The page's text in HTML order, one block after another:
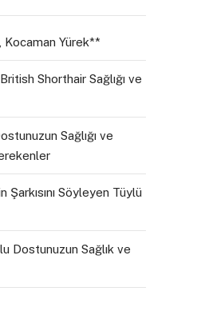
Kocaman Yürek**
Shorthair Sağlığı ve
Sağlığı ve
Şarkısını Söyleyen Tüylü
Dostunuzun Sağlık ve